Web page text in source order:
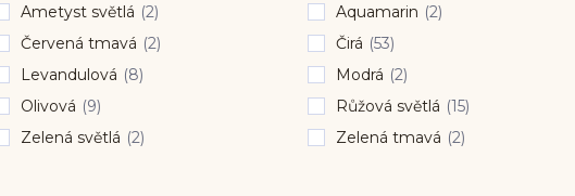
Ametyst světlá (2) Aquamarin (2)
Červená tmavá (2) Čirá (53)
Levandulová (8) Modrá (2)
Olivová (9) Růžová světlá (15)
Zelená světlá (2) Zelená tmavá (2)